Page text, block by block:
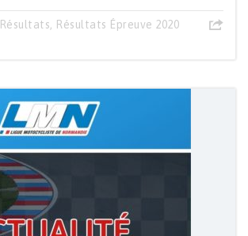
Résultats Résultats Épreuve 2020